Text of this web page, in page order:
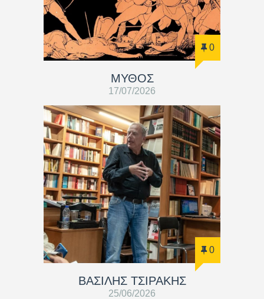
0
ΜΥΘΟΣ
17/07/2026
0
ΒΑΣΊΛΗΣ ΤΣΙΡΆΚΗΣ
25/06/2026